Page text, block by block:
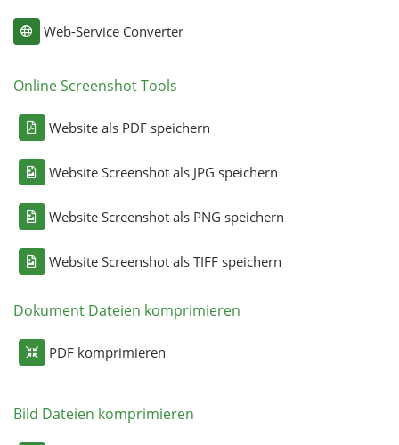
Web-Service Converter
Online Screenshot Tools
Website als PDF speichern
Website Screenshot als JPG speichern
Website Screenshot als PNG speichern
Website Screenshot als TIFF speichern
Dokument Dateien komprimieren
PDF komprimieren
Bild Dateien komprimieren